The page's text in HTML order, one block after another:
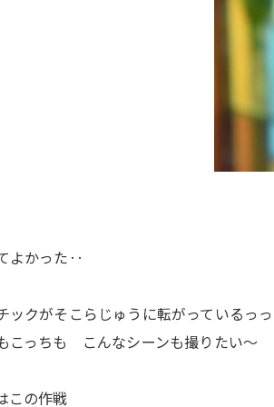
よかった‥
ックがそこらじゅうに転がっているっ
こっちも こんなシーンも撮りたい〜
この作戦